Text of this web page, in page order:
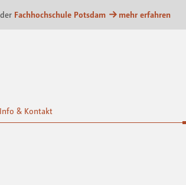
Fachhochschule Potsdam mehr erfahren
Info & Kontakt